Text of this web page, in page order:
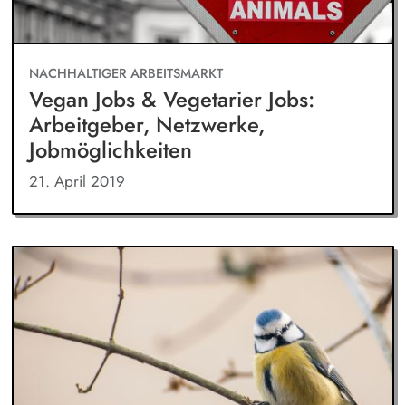
NACHHALTIGER ARBEITSMARKT
Vegan Jobs & Vegetarier Jobs:
Arbeitgeber, Netzwerke,
Jobmöglichkeiten
21. April 2019